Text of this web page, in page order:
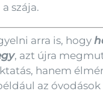
szája.
arra is, hogy
, azt újra
hanem
az